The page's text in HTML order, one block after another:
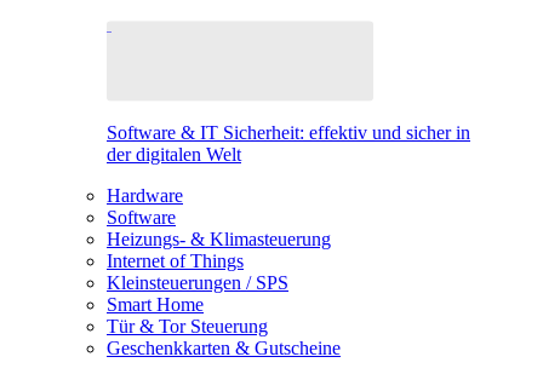
Software & IT Sicherheit: effektiv und sicher in
der digitalen Welt
Hardware
Software
Heizungs- & Klimasteuerung
Internet of Things
Kleinsteuerungen / SPS
Smart Home
Tür & Tor Steuerung
Geschenkkarten & Gutscheine